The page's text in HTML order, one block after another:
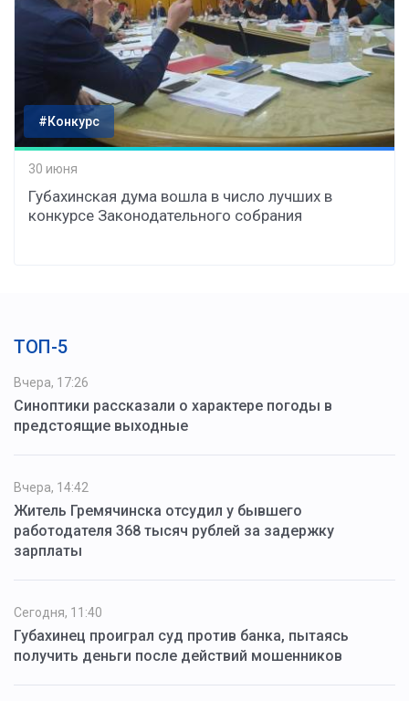
#Конкурс
30 июня
Губахинская дума вошла в число лучших в
конкурсе Законодательного собрания
ТОП-5
Вчера, 17:26
Синоптики рассказали о характере погоды в
предстоящие выходные
Вчера, 14:42
Житель Гремячинска отсудил у бывшего
работодателя 368 тысяч рублей за задержку
зарплаты
Сегодня, 11:40
Губахинец проиграл суд против банка, пытаясь
получить деньги после действий мошенников